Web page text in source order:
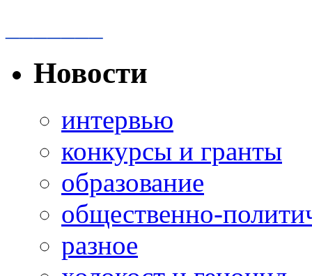
Новости
интервью
конкурсы и гранты
образование
общественно-
разное